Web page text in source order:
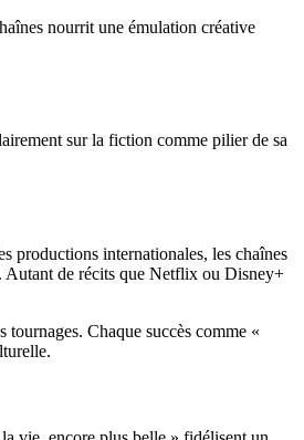
nourrit une émulation créative
sur la fiction comme pilier de sa
productions internationales, les chaînes
Autant de récits que Netflix ou Disney+
Chaque succès comme «